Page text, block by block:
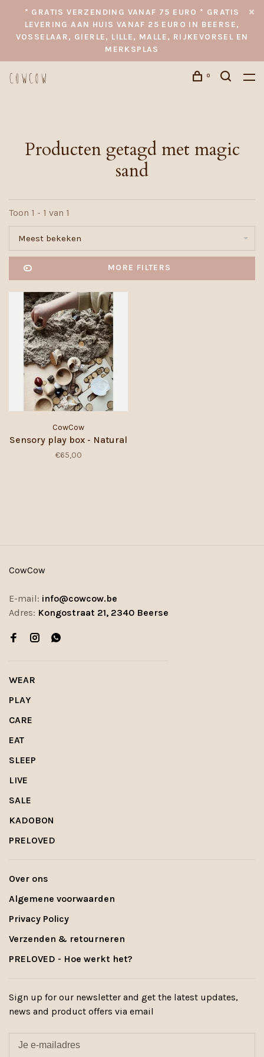
* GRATIS VERZENDING VANAF 75 EURO * GRATIS
LEVERING AAN HUIS VANAF 25 EURO IN BEERSE,
VOSSELAAR, GIERLE, LILLE, MALLE, RIJKEVORSEL EN
MERKSPLAS
0
Producten getagd met magic
sand
Toon 1 - 1 van 1
Meest bekeken
MORE FILTERS
CowCow
Sensory play box - Natural
€65,00
CowCow
E-mail: info@cowcow.be
Adres: Kongostraat 21, 2340 Beerse
WEAR
PLAY
CARE
EAT
SLEEP
LIVE
SALE
KADOBON
PRELOVED
Over ons
Algemene voorwaarden
Privacy Policy
Verzenden & retourneren
PRELOVED - Hoe werkt het?
Sign up for our newsletter and get the latest updates,
news and product offers via email